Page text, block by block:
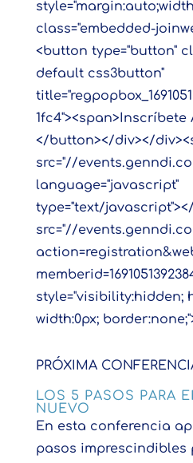
class="embedded-
<button type="button"
default css3button"
1fc4"><span>Inscríbete
</button></div></
src="//
language="javascript"
type="text/
src="//
style="visibility:hidden;
width:0px;
PRÓXIMA
LOS 5 PASOS PARA
NUEVO
En esta conferencia
pasos imprescindibles